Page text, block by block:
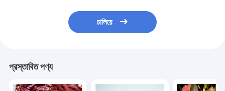
চালিয়ে
প্রস্তাবিত পণ্য